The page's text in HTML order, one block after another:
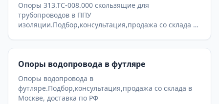
Опоры 313.ТС-008.000 скользящие для
трубопроводов в ППУ
изоляции.Подбор,консультация,продажа со склада в
Опоры водопровода в футляре
Опоры водопровода в
футляре.Подбор,консультация,продажа со склада в
Москве, доставка по РФ